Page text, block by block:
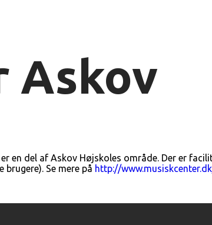
Askov
en del af Askov Højskoles område. Der er
Se mere på http://